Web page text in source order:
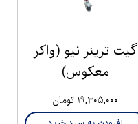
گیت ترینر نیو (واکر
معکوس)
۱۹,۳۰۵,۰۰۰ تومان